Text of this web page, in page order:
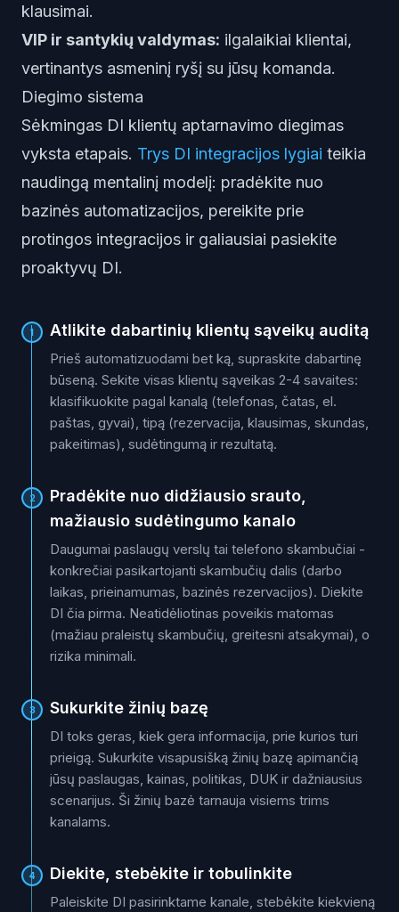
klausimai.
VIP ir santykių valdymas: ilgalaikiai klientai,
vertinantys asmeninį ryšį su jūsų komanda.
Diegimo sistema
Sėkmingas DI klientų aptarnavimo diegimas
vyksta etapais. Trys DI integracijos lygiai teikia
naudingą mentalinį modelį: pradėkite nuo
bazinės automatizacijos, pereikite prie
protingos integracijos ir galiausiai pasiekite
proaktyvų DI.
1 Atlikite dabartinių klientų sąveikų auditą
Prieš automatizuodami bet ką, supraskite dabartinę
būseną. Sekite visas klientų sąveikas 2-4 savaites:
klasifikuokite pagal kanalą (telefonas, čatas, el.
paštas, gyvai), tipą (rezervacija, klausimas, skundas,
pakeitimas), sudėtingumą ir rezultatą.
2
Pradėkite nuo didžiausio srauto,
mažiausio sudėtingumo kanalo
Daugumai paslaugų verslų tai telefono skambučiai -
konkrečiai pasikartojanti skambučių dalis (darbo
laikas, prieinamumas, bazinės rezervacijos). Diekite
DI čia pirma. Neatidėliotinas poveikis matomas
(mažiau praleistų skambučių, greitesni atsakymai), o
rizika minimali.
3 Sukurkite žinių bazę
DI toks geras, kiek gera informacija, prie kurios turi
prieigą. Sukurkite visapusišką žinių bazę apimančią
jūsų paslaugas, kainas, politikas, DUK ir dažniausius
scenarijus. Ši žinių bazė tarnauja visiems trims
kanalams.
4 Diekite, stebėkite ir tobulinkite
Paleiskite DI pasirinktame kanale, stebėkite kiekvieną